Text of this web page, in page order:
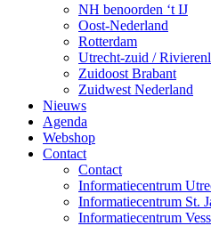
NH benoorden ‘t IJ
Oost-Nederland
Rotterdam
Utrecht-zuid /
Zuidoost Brabant
Zuidwest Nederland
Nieuws
Agenda
Webshop
Contact
Contact
Informatiecentrum
Informatiecentrum St.
Informatiecentrum